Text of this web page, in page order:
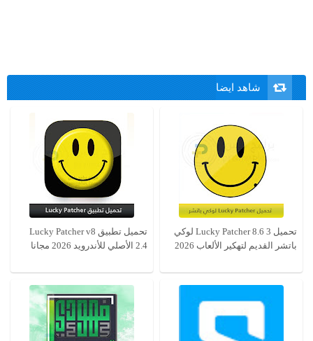
شاهد ايضا
تحميل Lucky Patcher 8.6 3 لوكي
باتشر القديم لتهكير الألعاب 2026
تحميل تطبيق Lucky Patcher v8
2.4 الأصلي للأندرويد 2026 مجانا